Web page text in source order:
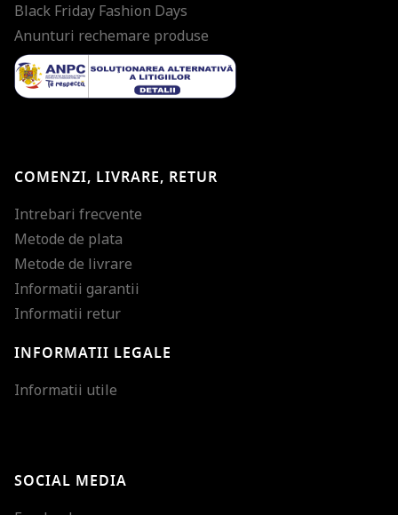
Black Friday Fashion Days
Anunturi rechemare produse
COMENZI, LIVRARE, RETUR
Intrebari frecvente
Metode de plata
Metode de livrare
Informatii garantii
Informatii retur
INFORMATII LEGALE
Informatii utile
SOCIAL MEDIA